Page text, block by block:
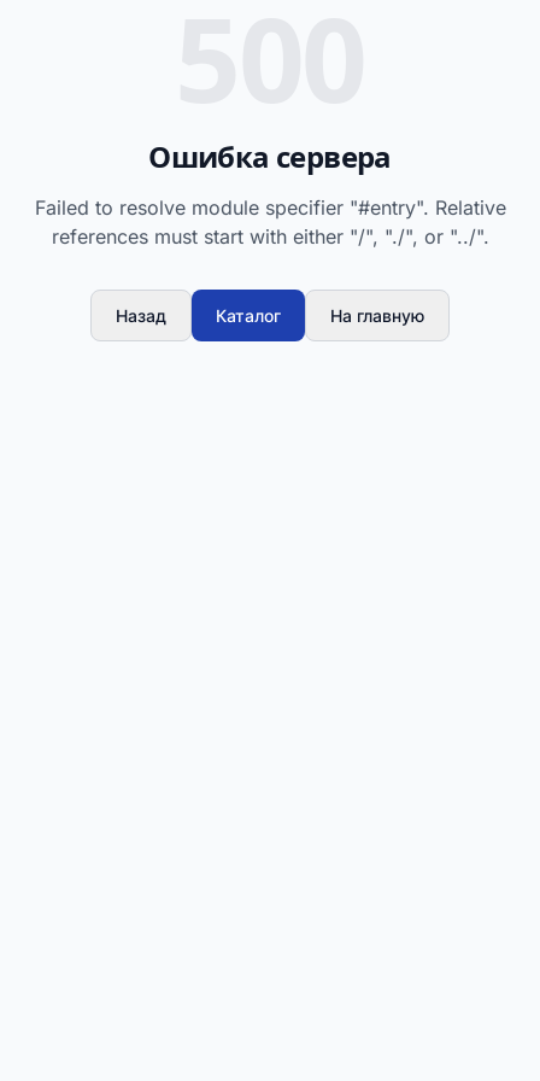
Ошибка сервера
Failed to resolve module specifier "#entry". Relative
references must start with either "/", "./", or "../".
Назад Каталог На главную